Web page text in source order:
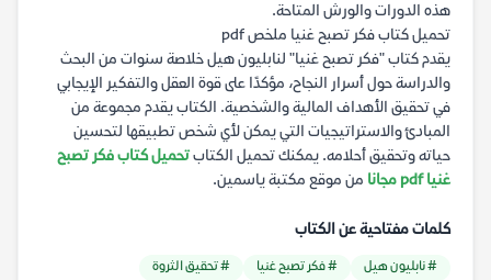
هذه الدورات والورش المتاحة.
تحميل كتاب فكر تصبح غنيا ملخص pdf
يقدم كتاب "فكر تصبح غنيا" لنابليون هيل خلاصة سنوات من البحث
والدراسة حول أسرار النجاح، مؤكدًا على قوة العقل والتفكير الإيجابي
في تحقيق الأهداف المالية والشخصية. الكتاب يقدم مجموعة من
المبادئ والاستراتيجيات التي يمكن لأي شخص تطبيقها لتحسين
حياته وتحقيق أحلامه. يمكنك تحميل الكتابتحميل كتاب فكر تصبح
غنيا pdf مجانا
من موقع مكتبة ياسمين.
كلمات مفتاحية عن الكتاب
# نابليون هيل # فكر تصبح غنيا
# تحقيق الثروة